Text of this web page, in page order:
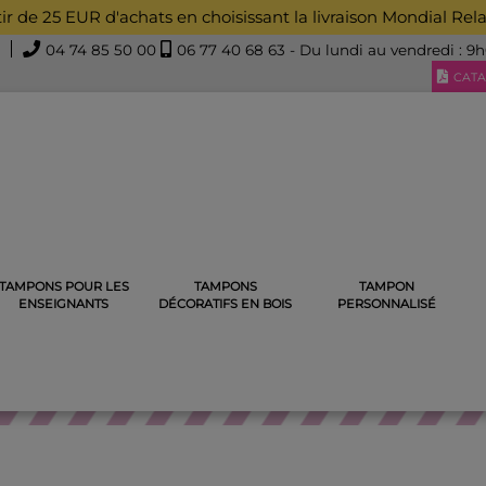
de 25 EUR d'achats en choisissant la livraison Mondial
04 74 85 50 00 06 77 40 68 63 - Du lundi au vendredi :
POUR LES
ENSEIGNANTS
TAMPONS
DÉCORATIFS EN BOIS
TAMPON
PERSONNALISÉ
TAMPON TATOUAGE ÉPHÉMÈRE LONGUE FLEUR